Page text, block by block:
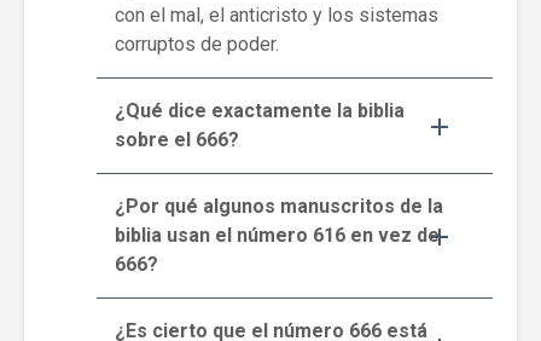
con el mal, el anticristo y los sistemas
corruptos de poder.
¿Qué dice exactamente la biblia
sobre el 666?
¿Por qué algunos manuscritos de la
biblia usan el número 616 en vez de
666?
¿Es cierto que el número 666 está